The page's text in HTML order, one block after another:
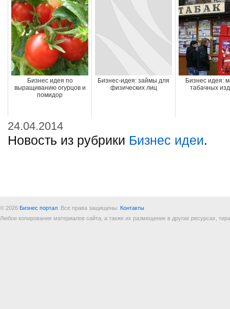
Бизнес идея по
выращиванию огурцов и
помидор
Бизнес-идея: займы для
физических лиц
Бизнес идея:
табачных
24.04.2014
Новость из рубрики Бизнес идеи.
© 2026 Бизнес портал . Все права защищены. Контакты
Любое копирование материалов сайта, а также их размещение в других ресурсах,